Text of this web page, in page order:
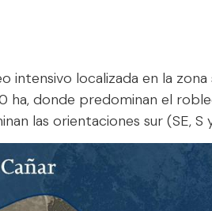
localizada en la
ha, donde predominan el
las orientaciones sur (SE, S